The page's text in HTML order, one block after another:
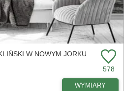
W NOWYM JORKU
578
WYMIARY